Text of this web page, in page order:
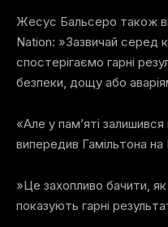
Жесус Бальсеро також
Nation: »Зазвичай серед
спостерігаємо гарні
безпеки, дощу або
«Але у пам’яті
випередив Гамільтона на
»Це захопливо бачити, як
показують гарні